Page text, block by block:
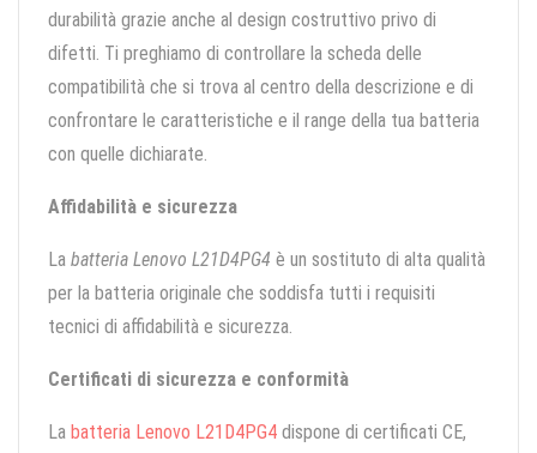
durabilità grazie anche al design costruttivo privo di
difetti. Ti preghiamo di controllare la scheda delle
compatibilità che si trova al centro della descrizione e di
confrontare le caratteristiche e il range della tua batteria
con quelle dichiarate.
Affidabilità e sicurezza
La batteria Lenovo L21D4PG4 è un sostituto di alta qualità
per la batteria originale che soddisfa tutti i requisiti
tecnici di affidabilità e sicurezza.
Certificati di sicurezza e conformità
La batteria Lenovo L21D4PG4 dispone di certificati CE,